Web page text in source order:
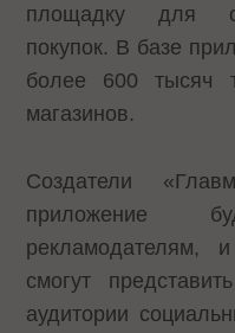
площадку для
покупок. В базе
более 600 тысяч
магазинов.
Создатели
приложение
рекламодателям,
смогут
аудитории